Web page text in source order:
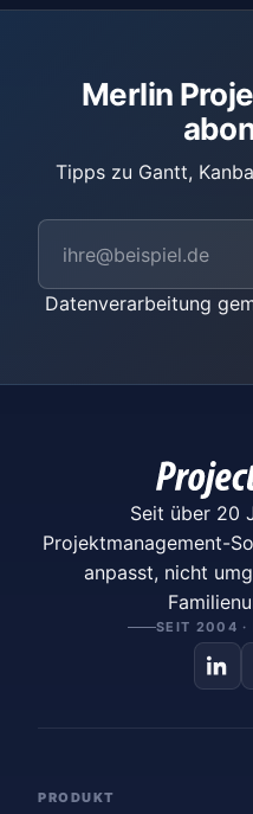
Merlin
Tipps zu Gantt,
Datenverarbeitung
Seit über 20
Projektmanagement-
anpasst, nicht
SEIT 2004 ·
PRODUKT